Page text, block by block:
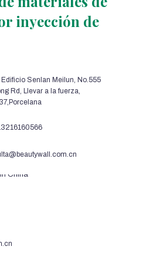
inyección de
Senlan Meilun, No.555
Rd, Llevar a la fuerza,